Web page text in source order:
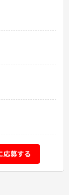
応募する